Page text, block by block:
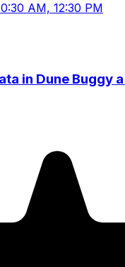
AM, 12:30 PM
in Dune Buggy